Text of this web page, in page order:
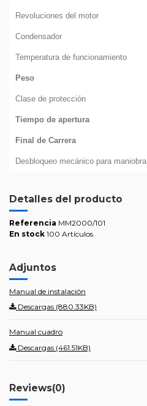
Revoluciones del motor
Condensador
Temperatura de funcionamiento
Peso
Clase de protección
Tiempo de apertura
Final de Carrera
Desbloqueo mecánico para
Detalles del producto
Referencia MM2000/101
En stock 100 Artículos
Adjuntos
Manual de instalación
Descargas (880.33KB)
Manual cuadro
Descargas (461.51KB)
Reviews(0)